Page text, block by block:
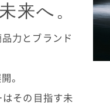
しています。
ややりがいが
てるのがマイ
す。
ーへと昇格す
にMINIテクニ
MINIシニア・テ
目指したいで
いですが、い
」と書かれたオ
です。
来へ。
力とブランド
。
その目指す未